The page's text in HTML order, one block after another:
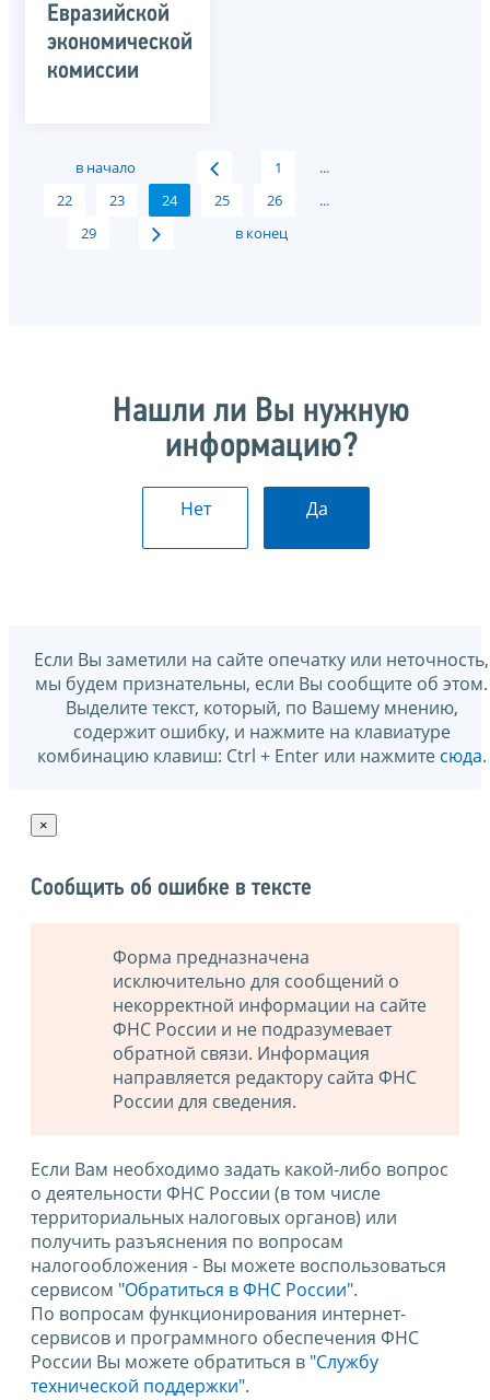
Евразийской
экономической
комиссии
в начало 1
...
22
23 24 25 26
...
29
в конец
Нашли ли Вы нужную
информацию?
Нет Да
Если Вы заметили на сайте опечатку или неточность,
мы будем признательны, если Вы сообщите об этом.
Выделите текст, который, по Вашему мнению,
содержит ошибку, и нажмите на клавиатуре
комбинацию клавиш: Ctrl + Enter или нажмите сюда.
×
Сообщить об ошибке в тексте
Форма предназначена
исключительно для сообщений о
некорректной информации на сайте
ФНС России и не подразумевает
обратной связи. Информация
направляется редактору сайта ФНС
России для сведения.
Если Вам необходимо задать какой-либо вопрос
о деятельности ФНС России (в том числе
территориальных налоговых органов) или
получить разъяснения по вопросам
налогообложения - Вы можете воспользоваться
сервисом "Обратиться в ФНС России".
По вопросам функционирования интернет-
сервисов и программного обеспечения ФНС
России Вы можете обратиться в "Службу
технической поддержки".